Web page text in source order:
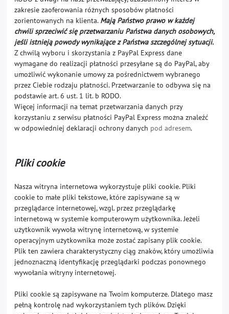
zakresie zaoferowania różnych sposobów płatności
zorientowanych na klienta. Mają Państwo prawo w każdej
chwili sprzeciwić się przetwarzaniu Państwa danych osobowych,
jeśli istnieją powody wynikające z Państwa szczególnej sytuacji.
Z chwilą wyboru i skorzystania z PayPal Express dane
wymagane do realizacji płatności przesyłane są do PayPal, aby
umożliwić wykonanie umowy za pośrednictwem wybranego
przez Ciebie rodzaju płatności. Przetwarzanie to odbywa się na
podstawie art. 6 ust. 1 lit. b RODO.
Więcej informacji na temat przetwarzania danych przy
korzystaniu z serwisu płatności PayPal Express można znaleźć
w odpowiedniej deklaracji ochrony danych pod adresem.
Pliki cookie
Nasza witryna internetowa wykorzystuje pliki cookie. Pliki
cookie to małe pliki tekstowe, które zapisywane są w
przeglądarce internetowej, wzgl. przez przeglądarkę
internetową w systemie komputerowym użytkownika. Jeżeli
użytkownik wywoła witrynę internetową, w systemie
operacyjnym użytkownika może zostać zapisany plik cookie.
Plik ten zawiera charakterystyczny ciąg znaków, który umożliwia
jednoznaczną identyfikację przeglądarki podczas ponownego
wywołania witryny internetowej.
Pliki cookie są zapisywane na Twoim komputerze. Dlatego masz
pełną kontrolę nad wykorzystaniem tych plików. Dzięki